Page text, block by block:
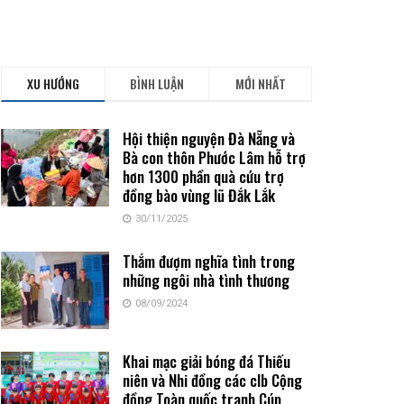
XU HƯỚNG BÌNH LUẬN MỚI NHẤT
Hội thiện nguyện Đà Nẵng và
Bà con thôn Phước Lâm hỗ trợ
hơn 1300 phần quà cứu trợ
đồng bào vùng lũ Đắk Lắk
30/11/2025
Thắm đượm nghĩa tình trong
những ngôi nhà tình thương
08/09/2024
Khai mạc giải bóng đá Thiếu
niên và Nhi đồng các clb Cộng
đồng Toàn quốc tranh Cúp